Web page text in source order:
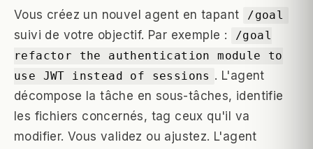
Vous créez un nouvel agent en tapant /goal
suivi de votre objectif. Par exemple :
/goal
refactor the authentication module to
use JWT instead of sessions . L'agent
décompose la tâche en sous-tâches, identifie
les fichiers concernés, tag ceux qu'il va
modifier. Vous validez ou ajustez. L'agent